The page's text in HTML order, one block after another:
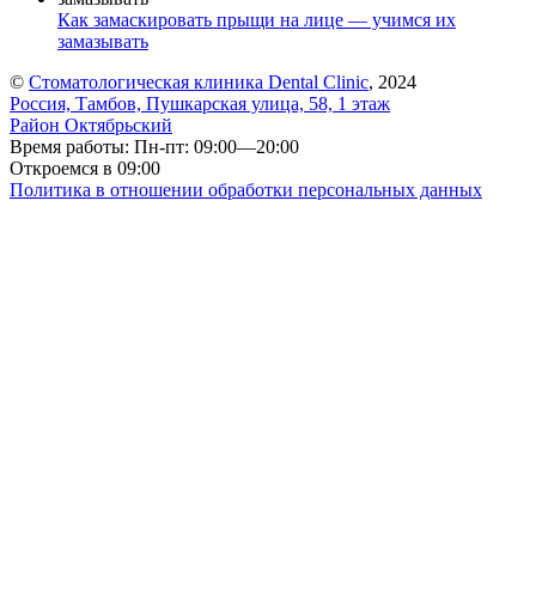
Как замаскировать прыщи на лице — учимся их
замазывать
© Стоматологическая клиника Dental Clinic, 2024
Россия, Тамбов, Пушкарская улица, 58, 1 этаж
Район Октябрьский
Время работы: Пн-пт: 09:00—20:00
Откроемся в 09:00
Политика в отношении обработки персональных данных